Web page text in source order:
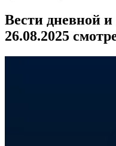
Вести дневной
26.08.2025